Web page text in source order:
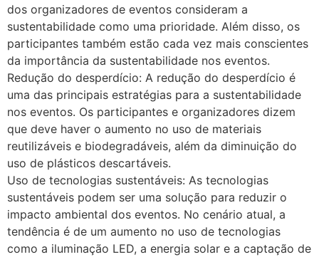
dos organizadores de eventos consideram a
sustentabilidade como uma prioridade. Além disso, os
participantes também estão cada vez mais conscientes
da importância da sustentabilidade nos eventos.
Redução do desperdício: A redução do desperdício é
uma das principais estratégias para a sustentabilidade
nos eventos. Os participantes e organizadores dizem
que deve haver o aumento no uso de materiais
reutilizáveis e biodegradáveis, além da diminuição do
uso de plásticos descartáveis.
Uso de tecnologias sustentáveis: As tecnologias
sustentáveis podem ser uma solução para reduzir o
impacto ambiental dos eventos. No cenário atual, a
tendência é de um aumento no uso de tecnologias
como a iluminação LED, a energia solar e a captação de